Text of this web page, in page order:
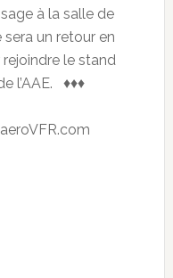
à la salle de
un retour en
le stand
l’AAE. ♦♦♦